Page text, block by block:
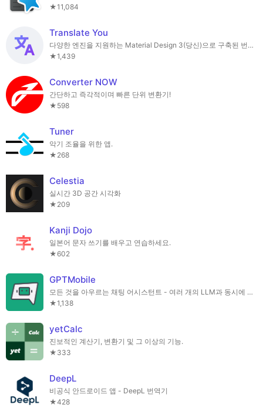
★11,084
Translate You
다양한 엔진을 지원하는 Material Design 3(당신)으로 구축된 번역기
★1,439
Converter NOW
간단하고 즉각적이며 빠른 단위 변환기!
★598
Tuner
악기 조율을 위한 앱.
★268
Celestia
실시간 3D 공간 시각화
★209
Kanji Dojo
일본어 문자 쓰기를 배우고 연습하세요.
★602
GPTMobile
모든 것을 아우르는 채팅 어시스턴트 - 여러 개의 LLM과 동시에 채팅하세요!
★1,138
yetCalc
진보적인 계산기, 변환기 및 그 이상의 기능.
★333
DeepL
비공식 안드로이드 앱 - DeepL 번역기
★428